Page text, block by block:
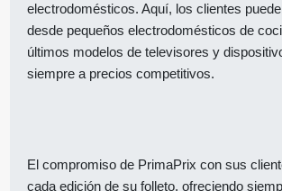
electrodomésticos. Aquí, los clientes
desde pequeños electrodomésticos de
últimos modelos de televisores y
siempre a precios competitivos.
El compromiso de PrimaPrix con sus
cada edición de su folleto, ofreciendo